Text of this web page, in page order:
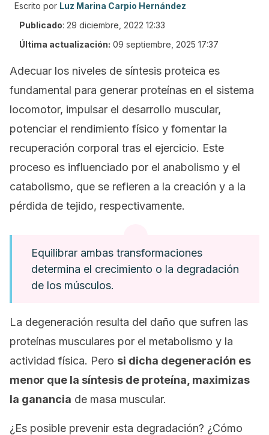
Escrito por Luz Marina Carpio Hernández
Publicado: 29 diciembre, 2022 12:33
Última actualización: 09 septiembre, 2025 17:37
Adecuar los niveles de síntesis proteica es
fundamental para generar proteínas en el sistema
locomotor, impulsar el desarrollo muscular,
potenciar el rendimiento físico y fomentar la
recuperación corporal tras el ejercicio. Este
proceso es influenciado por el anabolismo y el
catabolismo, que se refieren a la creación y a la
pérdida de tejido, respectivamente.
Equilibrar ambas transformaciones
determina el crecimiento o la degradación
de los músculos.
La degeneración resulta del daño que sufren las
proteínas musculares por el metabolismo y la
actividad física. Pero si dicha degeneración es
menor que la síntesis de proteína, maximizas
la ganancia de masa muscular.
¿Es posible prevenir esta degradación? ¿Cómo